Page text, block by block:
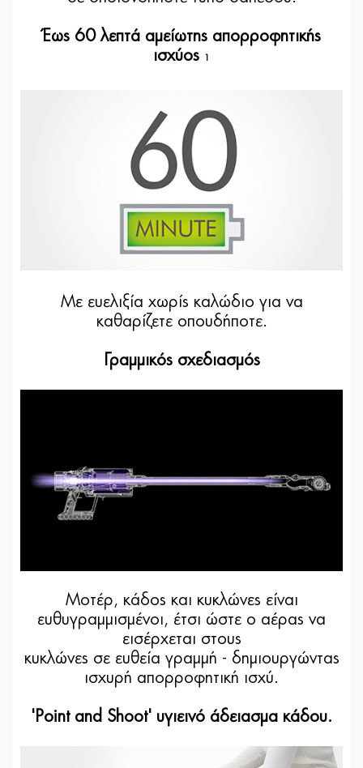
Έως 60 λεπτά αμείωτης απορροφητικής
ισχύος
1
Με ευελιξία χωρίς καλώδιο για να
καθαρίζετε οπουδήποτε.
Γραμμικός σχεδιασμός
Μοτέρ, κάδος και κυκλώνες είναι
ευθυγραμμισμένοι, έτσι ώστε ο αέρας να
εισέρχεται στους
κυκλώνες σε ευθεία γραμμή - δημιουργώντας
ισχυρή απορροφητική ισχύ.
'Point and Shoot' υγιεινό άδειασμα κάδου.